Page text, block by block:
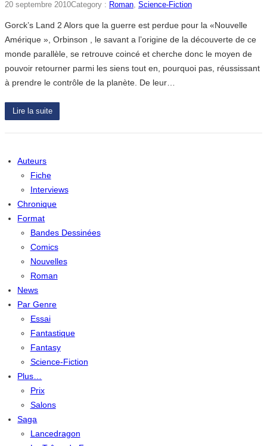
20 septembre 2010Category : Roman, Science-Fiction
Gorck’s Land 2 Alors que la guerre est perdue pour la «Nouvelle
Amérique », Orbinson , le savant a l’origine de la découverte de ce
monde parallèle, se retrouve coincé et cherche donc le moyen de
pouvoir retourner parmi les siens tout en, pourquoi pas, réussissant
à prendre le contrôle de la planète. De leur…
Lire la suite
Auteurs
Fiche
Interviews
Chronique
Format
Bandes Dessinées
Comics
Nouvelles
Roman
News
Par Genre
Essai
Fantastique
Fantasy
Science-Fiction
Plus…
Prix
Salons
Saga
Lancedragon